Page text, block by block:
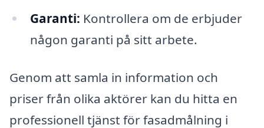
Garanti: Kontrollera om de erbjuder
någon garanti på sitt arbete.
Genom att samla in information och
priser från olika aktörer kan du hitta en
professionell tjänst för fasadmålning i